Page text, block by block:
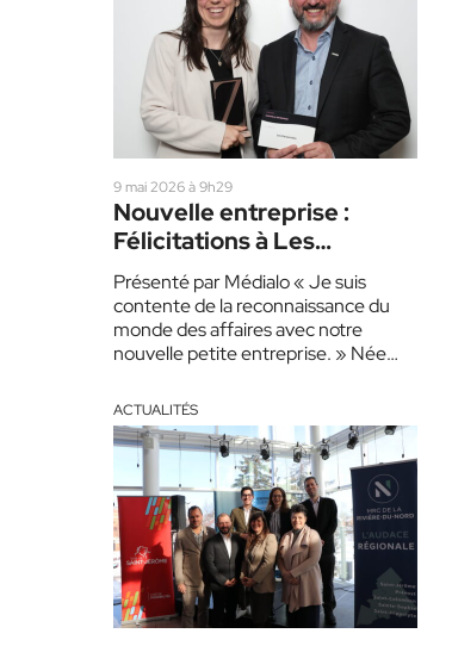
9 mai 2026 à 9h29
Nouvelle entreprise :
Félicitations à Les
Parsemées !
Présenté par Médialo « Je suis
contente de la reconnaissance du
monde des affaires avec notre
nouvelle petite entreprise. » Née
ACTUALITÉS